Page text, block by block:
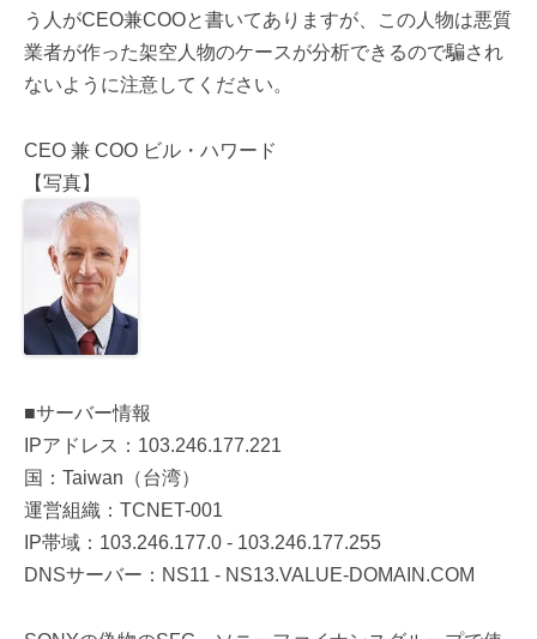
う人がCEO兼COOと書いてありますが、この人物は悪質
業者が作った架空人物のケースが分析できるので騙され
ないように注意してください。
CEO 兼 COO ビル・ハワード
【写真】
■サーバー情報
IPアドレス：103.246.177.221
国：Taiwan（台湾）
運営組織：TCNET-001
IP帯域：103.246.177.0 - 103.246.177.255
DNSサーバー：NS11 - NS13.VALUE-DOMAIN.COM